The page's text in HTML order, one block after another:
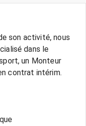
son activité, nous
dans le
un Monteur
contrat intérim.